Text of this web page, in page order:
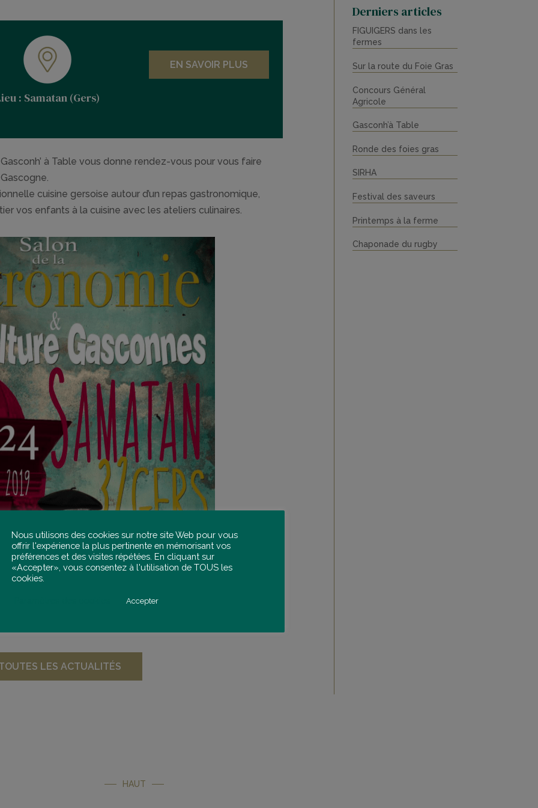
: Samatan (Gers)
EN SAVOIR PLUS
à Table vous donne rendez-vous pour vous faire
cuisine gersoise autour d’un repas gastronomique,
vos enfants à la cuisine avec les ateliers culinaires.
LES ACTUALITÉS
Derniers articles
FIGUIGERS dans les
fermes
Sur la route du Foie Gras
Concours Général
Agricole
Gasconh’à Table
Ronde des foies gras
SIRHA
Festival des saveurs
Printemps à la ferme
Chaponade du rugby
HAUT
Nous utilisons des cookies sur notre site Web pour vous
offrir l'expérience la plus pertinente en mémorisant vos
préférences et des visites répétées. En cliquant sur
«Accepter», vous consentez à l'utilisation de TOUS les
cookies.
Accepter